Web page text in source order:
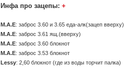
Инфа про зацепы: +
M.A.E: заброс 3.60 и 3.65 еда-алк(зацеп вверху)
M.A.E: заброс 3.61 ящ.(вверху)
M.A.E: заброс 3.60 блокнот
M.A.E: заброс 3.53 блокнот
Lessy: 2,60 блокнот (где из воды торчит палка)